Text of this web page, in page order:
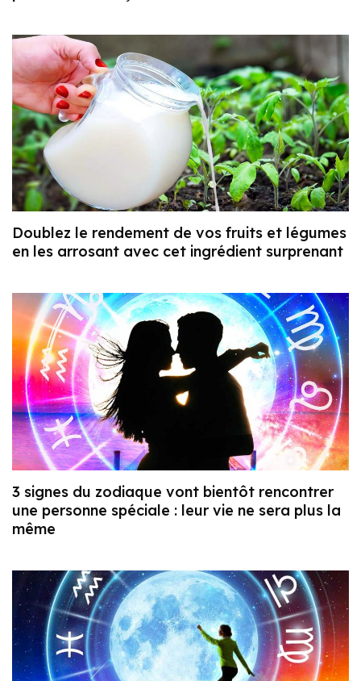
Doublez le rendement de vos fruits et légumes
en les arrosant avec cet ingrédient surprenant
3 signes du zodiaque vont bientôt rencontrer
une personne spéciale : leur vie ne sera plus la
même